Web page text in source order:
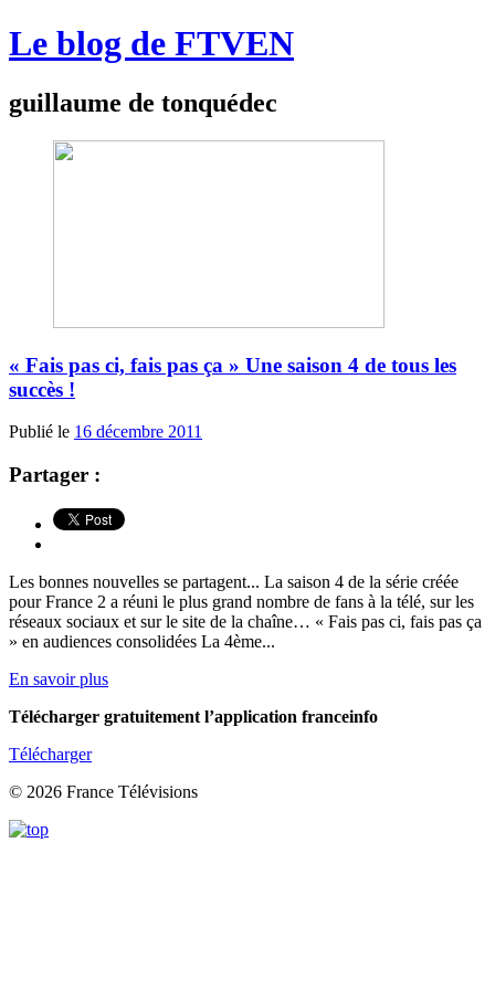
Le blog de FTVEN
guillaume de tonquédec
« Fais pas ci, fais pas ça » Une saison 4 de tous les
succès !
Publié le 16 décembre 2011
Partager :
Les bonnes nouvelles se partagent... La saison 4 de la série créée
pour France 2 a réuni le plus grand nombre de fans à la télé, sur les
réseaux sociaux et sur le site de la chaîne… « Fais pas ci, fais pas ça
» en audiences consolidées La 4ème...
En savoir plus
Télécharger gratuitement l’application franceinfo
Télécharger
© 2026 France Télévisions